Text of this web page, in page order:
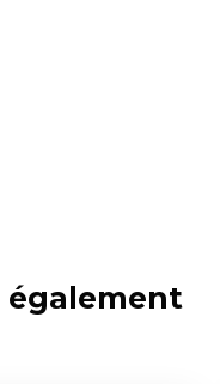
également